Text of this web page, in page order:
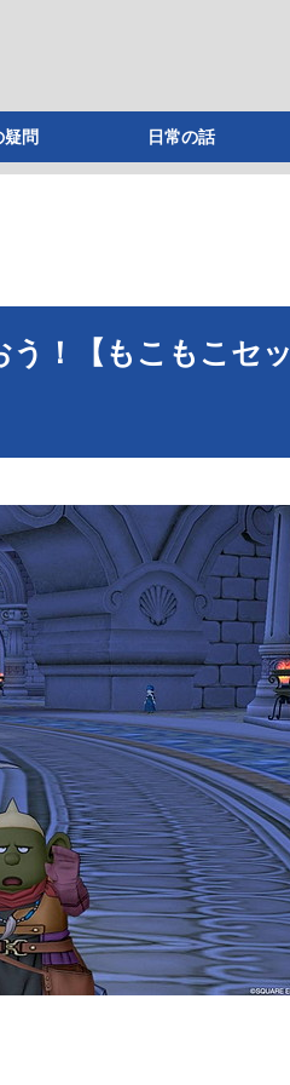
問 日常の話
！【もこもこセッ